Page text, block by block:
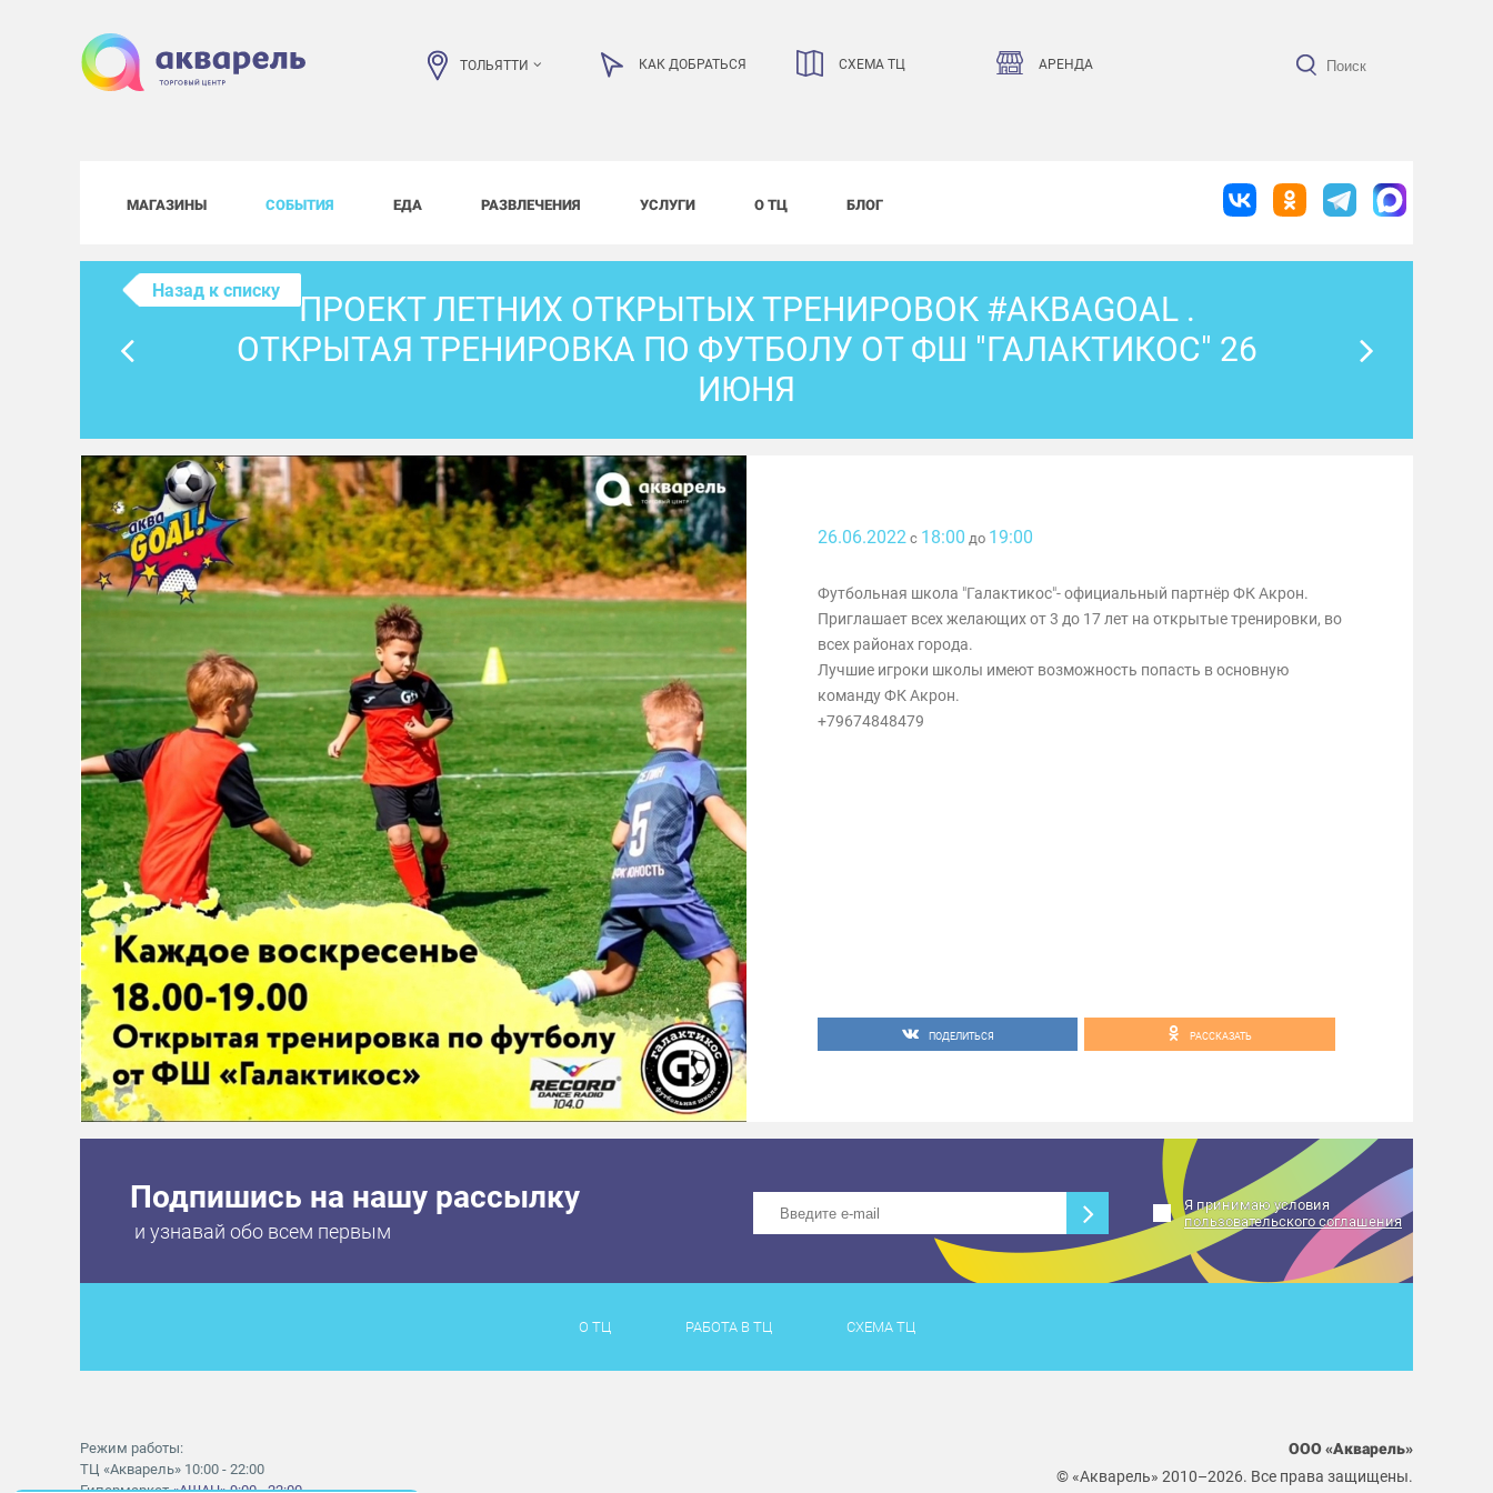
ТОЛЬЯТТИ КАК ДОБРАТЬСЯ СХЕМА ТЦ АРЕНДА
МАГАЗИНЫ СОБЫТИЯ ЕДА РАЗВЛЕЧЕНИЯ УСЛУГИ О ТЦ БЛОГ
Назад к списку
ПРОЕКТ ЛЕТНИХ ОТКРЫТЫХ ТРЕНИРОВОК #АКВАGOAL .
ОТКРЫТАЯ ТРЕНИРОВКА ПО ФУТБОЛУ ОТ ФШ "ГАЛАКТИКОС" 26
ИЮНЯ
26.06.2022 с 18:00 до 19:00
Футбольная школа "Галактикос"- официальный партнёр ФК Акрон.
Приглашает всех желающих от 3 до 17 лет на открытые тренировки, во
всех районах города.
Лучшие игроки школы имеют возможность попасть в основную
команду ФК Акрон.
+79674848479
ПОДЕЛИТЬСЯ РАССКАЗАТЬ
Подпишись на нашу рассылку
и узнавай обо всем первым
Я принимаю условия
пользовательского соглашения
О ТЦ РАБОТА В ТЦ СХЕМА ТЦ
Режим работы:
ТЦ «Акварель» 10:00 - 22:00
ООО «Акварель»
© «Акварель» 2010–2026. Все права защищены.